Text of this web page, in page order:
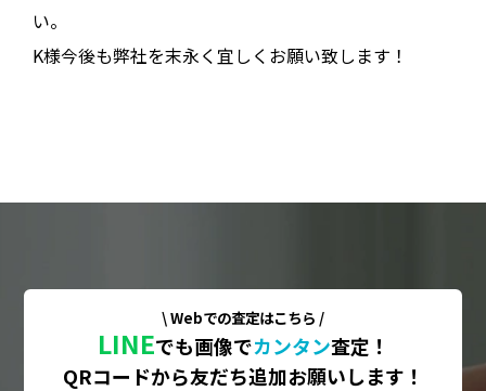
い。
K様今後も弊社を末永く宜しくお願い致します！
\ Webでの査定はこちら /
LINEでも画像でカンタン査定！
QRコードから友だち追加お願いします！